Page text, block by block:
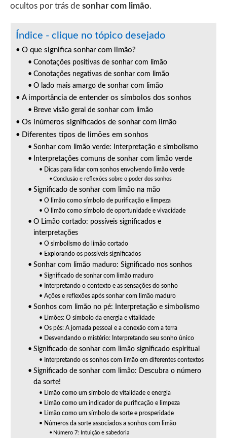
ocultos por trás de sonhar com limão.
Índice - clique no tópico desejado
O que significa sonhar com limão?
Conotações positivas de sonhar com limão
Conotações negativas de sonhar com limão
O lado mais amargo de sonhar com limão
A importância de entender os símbolos dos sonhos
Breve visão geral de sonhar com limão
Os inúmeros significados de sonhar com limão
Diferentes tipos de limões em sonhos
Sonhar com limão verde: Interpretação e simbolismo
Interpretações comuns de sonhar com limão verde
Dicas para lidar com sonhos envolvendo limão verde
Conclusão e reflexões sobre o poder dos sonhos
Significado de sonhar com limão na mão
O limão como símbolo de purificação e limpeza
O limão como símbolo de oportunidade e vivacidade
O Limão cortado: possíveis significados e
interpretações
O simbolismo do limão cortado
Explorando os possíveis significados
Sonhar com limão maduro: Significado nos sonhos
Significado de sonhar com limão maduro
Interpretando o contexto e as sensações do sonho
Ações e reflexões após sonhar com limão maduro
Sonhos com limão no pé: Interpretação e simbolismo
Limões: O símbolo da energia e vitalidade
Os pés: A jornada pessoal e a conexão com a terra
Desvendando o mistério: Interpretando seu sonho único
Significado de sonhar com limão significado espiritual
Interpretando os sonhos com limão em diferentes contextos
Significado de sonhar com limão: Descubra o número
da sorte!
Limão como um símbolo de vitalidade e energia
Limão como um indicador de purificação e limpeza
Limão como um símbolo de sorte e prosperidade
Números da sorte associados a sonhos com limão
Número 7: Intuição e sabedoria